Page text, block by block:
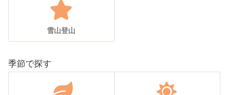
雪山登山
季節で探す